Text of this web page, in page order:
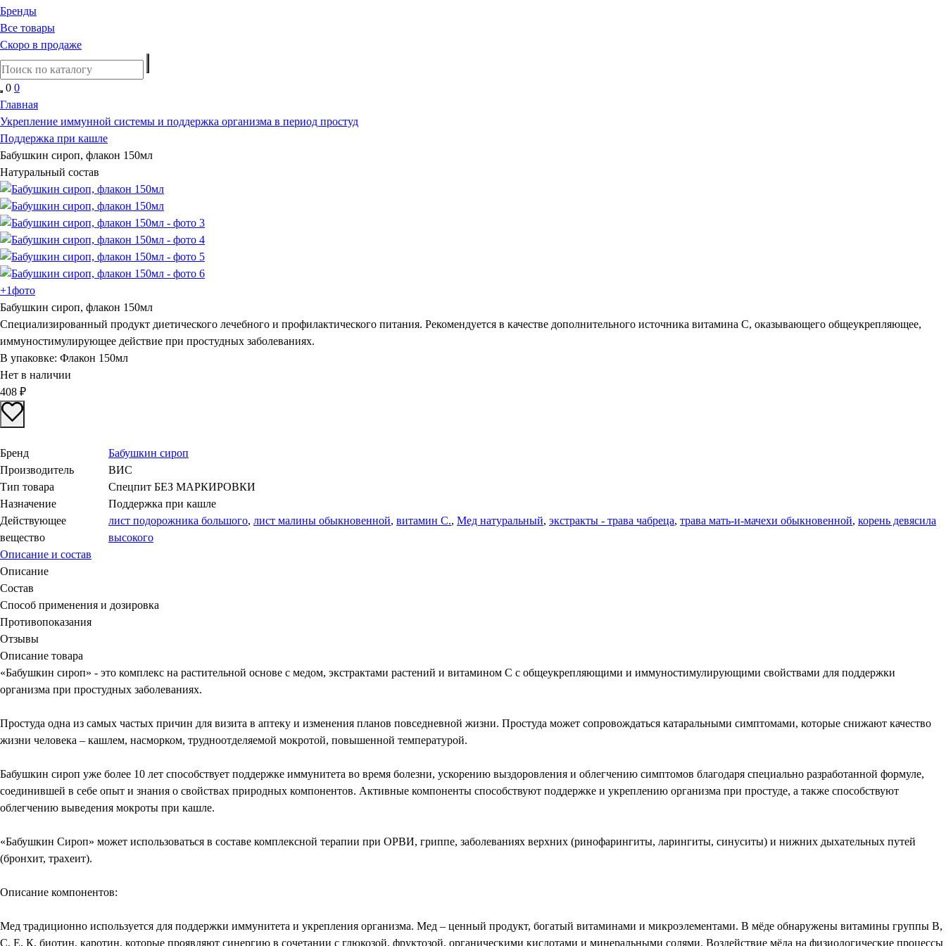
Бренды
Все товары
Скоро в продаже
0 0
Главная
Укрепление иммунной системы и поддержка организма в период простуд
Поддержка при кашле
Бабушкин сироп, флакон 150мл
Натуральный состав
+1фото
Бабушкин сироп, флакон 150мл
Специализированный продукт диетического лечебного и профилактического питания. Рекомендуется в качестве дополнительного источника витамина С, оказывающего общеукрепляющее,
иммуностимулирующее действие при простудных заболеваниях.
В упаковке: Флакон 150мл
Нет в наличии
408 ₽
Бренд
Бабушкин сироп
Производитель
ВИС
Тип товара
Спецпит БЕЗ МАРКИРОВКИ
Назначение
Поддержка при кашле
Действующее
вещество
лист подорожника большого, лист малины обыкновенной, витамин С., Мед натуральный, экстракты - трава чабреца, трава мать-и-мачехи обыкновенной, корень девясила
высокого
Описание и состав
Описание
Состав
Способ применения и дозировка
Противопоказания
Отзывы
Описание товара
«Бабушкин сироп» - это комплекс на растительной основе с медом, экстрактами растений и витамином С с общеукрепляющими и иммуностимулирующими свойствами для поддержки
организма при простудных заболеваниях.
Простуда одна из самых частых причин для визита в аптеку и изменения планов повседневной жизни. Простуда может сопровождаться катаральными симптомами, которые снижают качество
жизни человека – кашлем, насморком, трудноотделяемой мокротой, повышенной температурой.
Бабушкин сироп уже более 10 лет способствует поддержке иммунитета во время болезни, ускорению выздоровления и облегчению симптомов благодаря специально разработанной формуле,
соединившей в себе опыт и знания о свойствах природных компонентов. Активные компоненты способствуют поддержке и укреплению организма при простуде, а также способствуют
облегчению выведения мокроты при кашле.
«Бабушкин Сироп» может использоваться в составе комплексной терапии при ОРВИ, гриппе, заболеваниях верхних (ринофарингиты, ларингиты, синуситы) и нижних дыхательных путей
(бронхит, трахеит).
Описание компонентов:
Мед традиционно используется для поддержки иммунитета и укрепления организма. Мед – ценный продукт, богатый витаминами и микроэлементами. В мёде обнаружены витамины группы В,
С, Е, К, биотин, каротин, которые проявляют синергию в сочетании с глюкозой, фруктозой, органическими кислотами и минеральными солями. Воздействие мёда на физиологические процессы